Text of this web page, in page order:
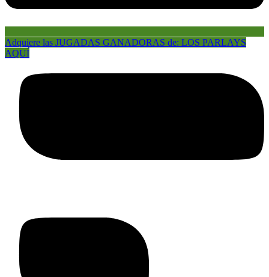
Adquiere las JUGADAS GANADORAS de: LOS PARLAYS
AQUÍ